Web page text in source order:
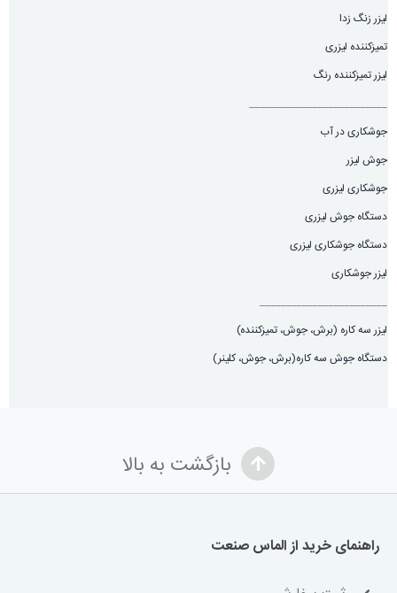
لیزر زنگ زدا
تمیزکننده لیزری
لیزر تمیزکننده رنگ
__________________________
جوشکاری در آب
جوش لیزر
جوشکاری لیزری
دستگاه جوش لیزری
دستگاه جوشکاری لیزری
لیزر جوشکاری
________________________
لیزر سه کاره (برش، جوش، تميزكننده)
دستگاه جوش سه کاره(برش، جوش، کلینر)
بازگشت به بالا
راهنمای خرید از الماس صنعت